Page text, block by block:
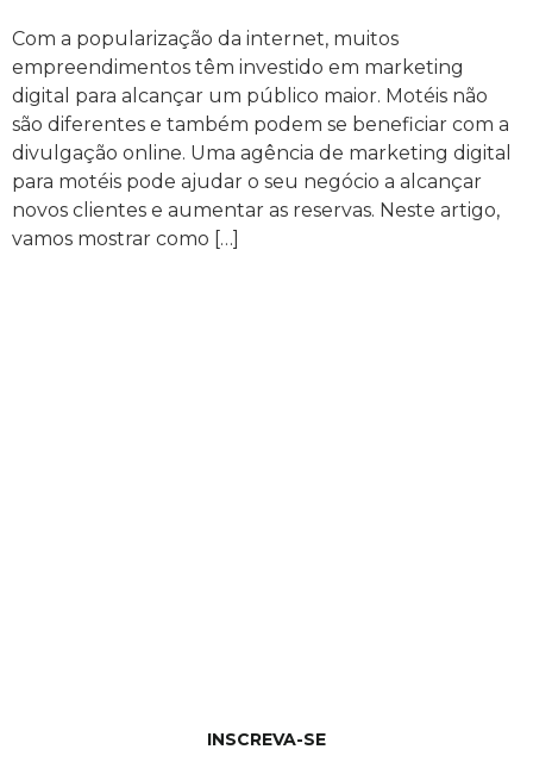
Com a popularização da internet, muitos
empreendimentos têm investido em marketing
digital para alcançar um público maior. Motéis não
são diferentes e também podem se beneficiar com a
divulgação online. Uma agência de marketing digital
para motéis pode ajudar o seu negócio a alcançar
novos clientes e aumentar as reservas. Neste artigo,
vamos mostrar como […]
INSCREVA-SE